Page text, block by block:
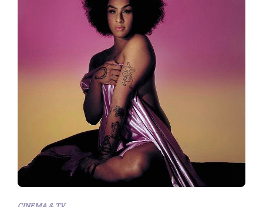
CINEMA & TV